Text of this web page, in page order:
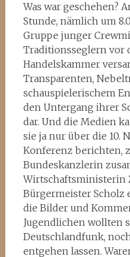
Was war geschehen?
Stunde, nämlich um
Gruppe junger
Traditionsseglern vor
Handelskammer
Transparenten,
schauspielerischem
den Untergang ihrer
dar. Und die Medien
sie ja nur über die 10.
Konferenz berichten,
Bundeskanzlerin
Wirtschaftsministerin
Bürgermeister Scholz
die Bilder und
Jugendlichen wollten
Deutschlandfunk,
entgehen lassen.